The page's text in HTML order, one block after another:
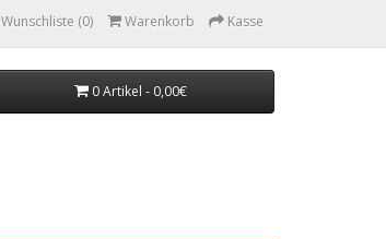
Wunschliste (0) Warenkorb Kasse
0 Artikel - 0,00€